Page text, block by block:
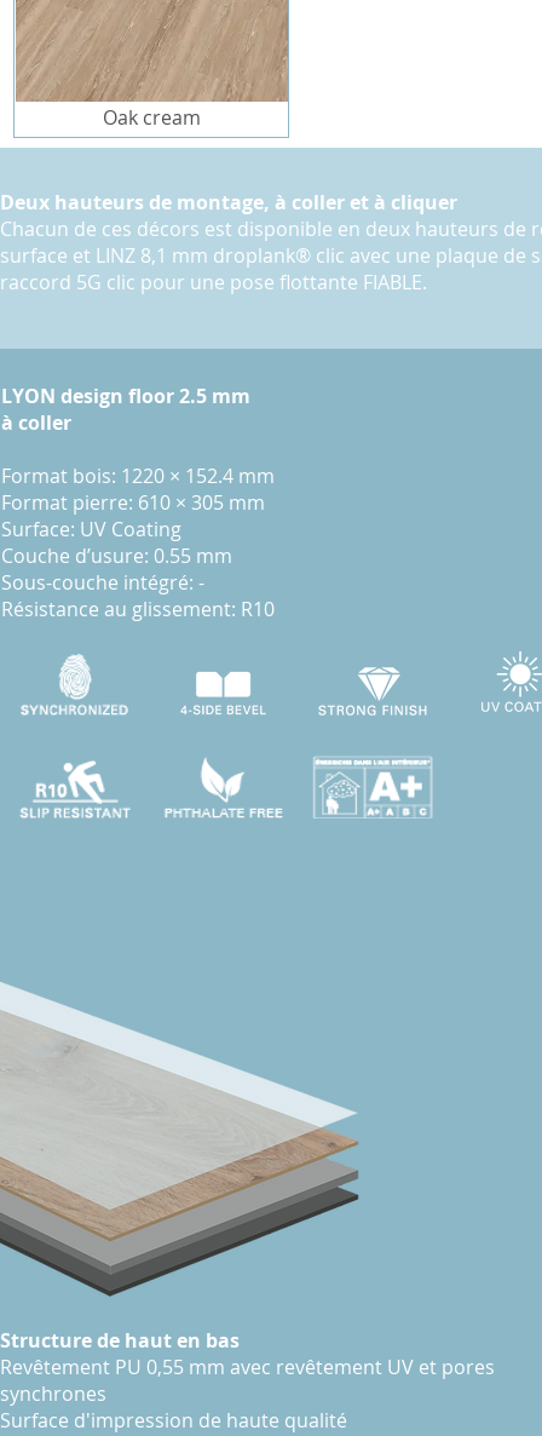
Oak cream
Deux hauteurs de montage, à coller et à cliquer
Chacun de ces décors est disponible en deux hauteurs
surface et LINZ 8,1 mm droplank® clic avec une plaque
raccord 5G clic pour une pose flottante FIABLE.
LYON design floor 2.5 mm
à coller
Format bois: 1220 × 152.4 mm
Format pierre: 610 × 305 mm
Surface: UV Coating
Couche d’usure: 0.55 mm
Sous-couche intégré: -
Résistance au glissement: R10
Structure de haut en bas
Revêtement PU 0,55 mm avec revêtement UV et pores
synchrones
Surface d'impression de haute qualité